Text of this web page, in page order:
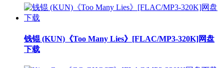
钱锟 (KUN)《Too Many Lies》[FLAC/MP3-320K]网盘
下载